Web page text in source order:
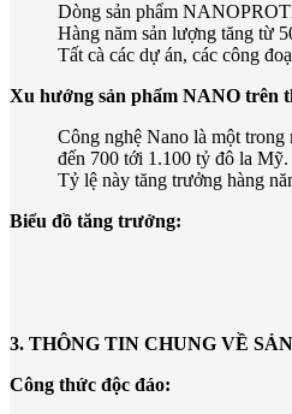
Dòng sản phẩm
Hàng năm sản lượng tăng từ
Tất cà các dự án, các công
Xu hướng sản phẩm NANO trên
Công nghệ Nano là một
đến 700 tới 1.100 tỷ đô la Mỹ.
Tỷ lệ này tăng trưởng hàng
Biểu đồ tăng trưởng:
3. THÔNG TIN CHUNG VỀ
Công thức độc đáo: